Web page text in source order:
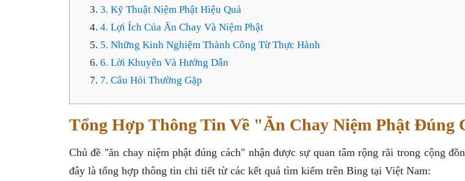
3. Kỹ Thuật Niệm Phật Hiệu Quả
4. Lợi Ích Của Ăn Chay Và Niệm Phật
5. Những Kinh Nghiệm Thành Công Từ Thực Hành
6. Lời Khuyên Và Hướng Dẫn
7. Câu Hỏi Thường Gặp
Tổng Hợp Thông Tin Về "Ăn Chay Niệm Phật Đúng
Chủ đề "ăn chay niệm phật đúng cách" nhận được sự quan tâm rộng rãi trong cộng
đây là tổng hợp thông tin chi tiết từ các kết quả tìm kiếm trên Bing tại Việt Nam: